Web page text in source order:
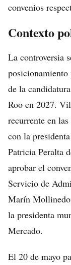
convenios
Contexto
La controversia
de la
Roo en 2027.
recurrente en
con la
Patricia Peralta
aprobar el
Servicio de
Marín
la presidenta
Mercado.
El 20 de mayo